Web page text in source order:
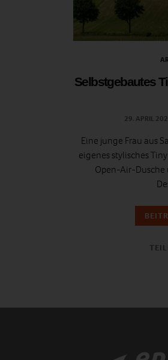
Selbstgebautes
29. APRIL
Eine junge Frau aus
eigenes stylisches
Open-Air-Dusche